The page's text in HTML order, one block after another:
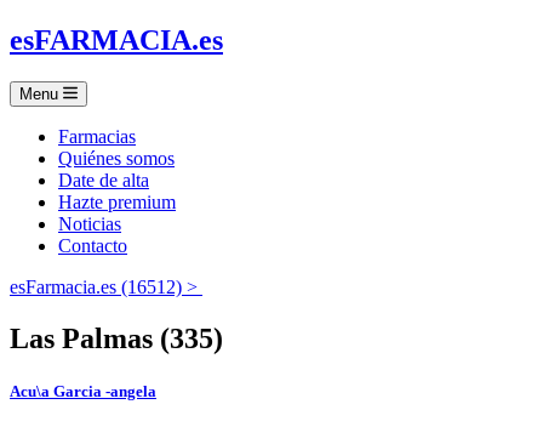
esFARMACIA.es
Menu
Farmacias
Quiénes somos
Date de alta
Hazte premium
Noticias
Contacto
esFarmacia.es (16512) >
Las Palmas (335)
Acu\a Garcia -angela